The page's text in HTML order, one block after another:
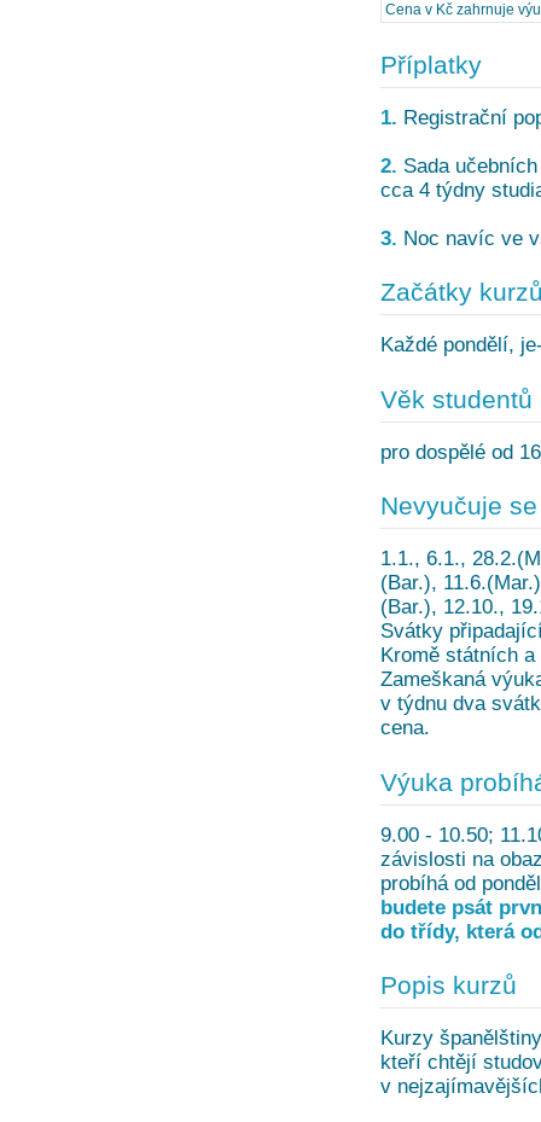
Cena v Kč zahrnuje
Příplatky
1. Registrační
2. Sada
cca 4 týdny
3. Noc navíc ve
Začátky
Každé pondělí,
Věk studentů
pro dospělé od
Nevyučuje se
1.1., 6.1.,
(Bar.),
(Bar.), 12.10.,
Svátky
Kromě státních
Zameškaná
v týdnu dva
cena.
Výuka
9.00 - 10.50;
závislosti na
probíhá od
budete psát
do třídy, která
Popis kurzů
Kurzy
kteří chtějí
v